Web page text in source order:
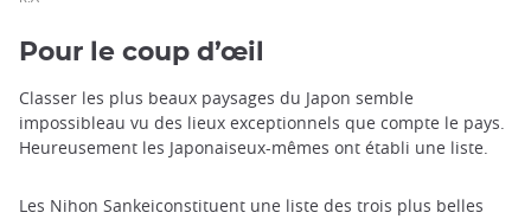
Pour le coup d’œil
Classer les plus beaux paysages du Japon semble
impossibleau vu des lieux exceptionnels que compte le pays.
Heureusement les Japonaiseux-mêmes ont établi une liste.
Les Nihon Sankeiconstituent une liste des trois plus belles